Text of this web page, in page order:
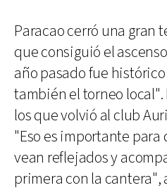
Paracao cerró una gran
que consiguió el
año pasado fue
también el torneo
los que volvió al club
"Eso es importante para
vean reflejados y
primera con la cantera",